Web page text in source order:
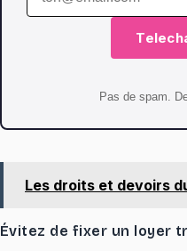
Pas de spam.
Les droits et devoirs
Évitez de fixer un loyer